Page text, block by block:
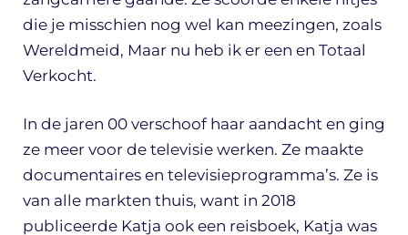
die je misschien nog wel kan meezingen, zoals
Wereldmeid, Maar nu heb ik er een en Totaal
Verkocht.
In de jaren 00 verschoof haar aandacht en ging
ze meer voor de televisie werken. Ze maakte
documentaires en televisieprogramma’s. Ze is
van alle markten thuis, want in 2018
publiceerde Katja ook een reisboek, Katja was